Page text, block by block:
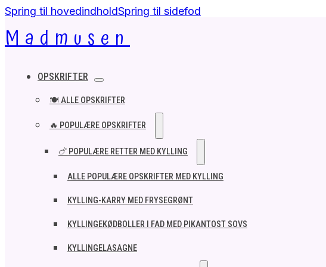
Spring til hovedindholdSpring til sidefod
Madmusen
OPSKRIFTER
🍽️ ALLE OPSKRIFTER
🔥 POPULÆRE OPSKRIFTER
🍗 POPULÆRE RETTER MED KYLLING
ALLE POPULÆRE OPSKRIFTER MED KYLLING
KYLLING-KARRY MED FRYSEGRØNT
KYLLINGEKØDBOLLER I FAD MED PIKANTOST SOVS
KYLLINGELASAGNE